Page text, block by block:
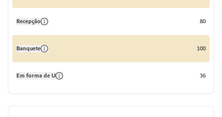
Recepção 80
Banquete 100
Em forma de U 36